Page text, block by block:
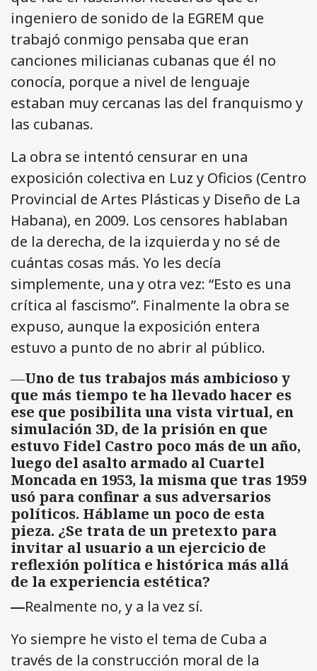
ingeniero de sonido de la EGREM que
trabajó conmigo pensaba que eran
canciones milicianas cubanas que él no
conocía, porque a nivel de lenguaje
estaban muy cercanas las del franquismo y
las cubanas.
La obra se intentó censurar en una
exposición colectiva en Luz y Oficios (Centro
Provincial de Artes Plásticas y Diseño de La
Habana), en 2009. Los censores hablaban
de la derecha, de la izquierda y no sé de
cuántas cosas más. Yo les decía
simplemente, una y otra vez: “Esto es una
crítica al fascismo”. Finalmente la obra se
expuso, aunque la exposición entera
estuvo a punto de no abrir al público.
―Uno de tus trabajos más ambicioso y
que más tiempo te ha llevado hacer es
ese que posibilita una vista virtual, en
simulación 3D, de la prisión en que
estuvo Fidel Castro poco más de un año,
luego del asalto armado al Cuartel
Moncada en 1953, la misma que tras 1959
usó para confinar a sus adversarios
políticos. Háblame un poco de esta
pieza. ¿Se trata de un pretexto para
invitar al usuario a un ejercicio de
reflexión política e histórica más allá
de la experiencia estética?
―Realmente no, y a la vez sí.
Yo siempre he visto el tema de Cuba a
través de la construcción moral de la